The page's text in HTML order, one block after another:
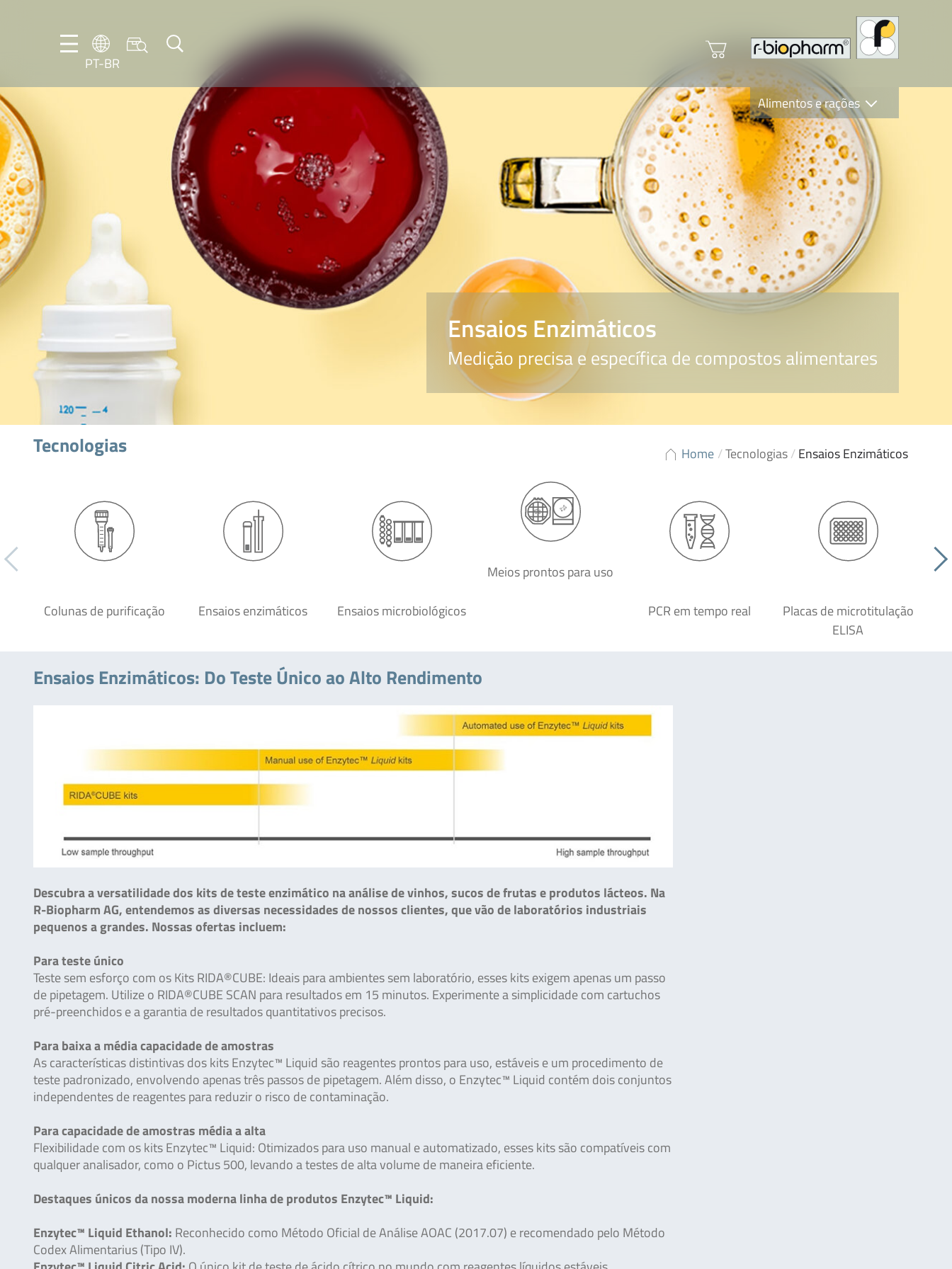
PT-BR
DE
IT
Alimentos e rações
Clinical Diagnostics
R-Biopharm AG
Nutrition Care
Ensaios Enzimáticos
Medição precisa e específica de compostos alimentares
Home /Tecnologias/Ensaios Enzimáticos
Tecnologias
Colunas de purificação Ensaios enzimáticos Ensaios microbiológicos
Meios prontos para uso
PCR em tempo real
Placas de microtitulação
ELISA
Ensaios Enzimáticos: Do Teste Único ao Alto Rendimento
Descubra a versatilidade dos kits de teste enzimático na análise de vinhos, sucos de frutas e produtos lácteos. Na
R-Biopharm AG, entendemos as diversas necessidades de nossos clientes, que vão de laboratórios industriais
pequenos a grandes. Nossas ofertas incluem:
Para teste único
Teste sem esforço com os Kits RIDA®CUBE: Ideais para ambientes sem laboratório, esses kits exigem apenas um passo
de pipetagem. Utilize o RIDA®CUBE SCAN para resultados em 15 minutos. Experimente a simplicidade com cartuchos
pré-preenchidos e a garantia de resultados quantitativos precisos.
Para baixa a média capacidade de amostras
As características distintivas dos kits Enzytec™ Liquid são reagentes prontos para uso, estáveis e um procedimento de
teste padronizado, envolvendo apenas três passos de pipetagem. Além disso, o Enzytec™ Liquid contém dois conjuntos
independentes de reagentes para reduzir o risco de contaminação.
Para capacidade de amostras média a alta
Flexibilidade com os kits Enzytec™ Liquid: Otimizados para uso manual e automatizado, esses kits são compatíveis com
qualquer analisador, como o Pictus 500, levando a testes de alta volume de maneira eficiente.
Destaques únicos da nossa moderna linha de produtos Enzytec™ Liquid:
Enzytec™ Liquid Ethanol: Reconhecido como Método Oficial de Análise AOAC (2017.07) e recomendado pelo Método
Codex Alimentarius (Tipo IV).